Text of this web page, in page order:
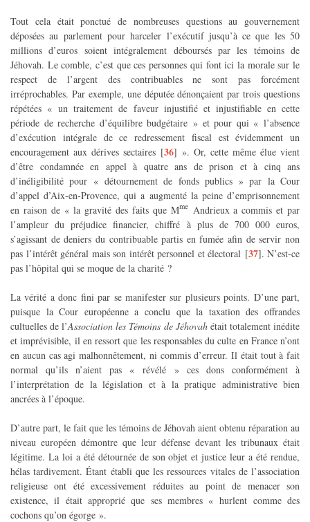
Tout cela était ponctué de nombreuses questions au gouvernement
déposées au parlement pour harceler l’exécutif jusqu’à ce que les 50
millions d’euros soient intégralement déboursés par les témoins de
Jéhovah. Le comble, c’est que ces personnes qui font ici la morale sur le
respect de l’argent des contribuables ne sont pas forcément
irréprochables. Par exemple, une députée dénonçaient par trois questions
répétées « un traitement de faveur injustifié et injustifiable en cette
période de recherche d’équilibre budgétaire » et pour qui « l’absence
d’exécution intégrale de ce redressement fiscal est évidemment un
encouragement aux dérives sectaires [36] ». Or, cette même élue vient
d’être condamnée en appel à quatre ans de prison et à cinq ans
d’inéligibilité pour « détournement de fonds publics » par la Cour
d’appel d’Aix-en-Provence, qui a augmenté la peine d’emprisonnement
en raison de « la gravité des faits que MmeAndrieux a commis et par
l’ampleur du préjudice financier, chiffré à plus de 700 000 euros,
s’agissant de deniers du contribuable partis en fumée afin de servir non
pas l’intérêt général mais son intérêt personnel et électoral [37]. N’est-ce
pas l’hôpital qui se moque de la charité ?
La vérité a donc fini par se manifester sur plusieurs points. D’une part,
puisque la Cour européenne a conclu que la taxation des offrandes
cultuelles de l’Association les Témoins de Jéhovahétait totalement inédite
et imprévisible, il en ressort que les responsables du culte en France n’ont
en aucun cas agi malhonnêtement, ni commis d’erreur. Il était tout à fait
normal qu’ils n’aient pas « révélé » ces dons conformément à
l’interprétation de la législation et à la pratique administrative bien
ancrées à l’époque.
D’autre part, le fait que les témoins de Jéhovah aient obtenu réparation au
niveau européen démontre que leur défense devant les tribunaux était
légitime. La loi a été détournée de son objet et justice leur a été rendue,
hélas tardivement. Étant établi que les ressources vitales de l’association
religieuse ont été excessivement réduites au point de menacer son
existence, il était approprié que ses membres « hurlent comme des
cochons qu’on égorge ».